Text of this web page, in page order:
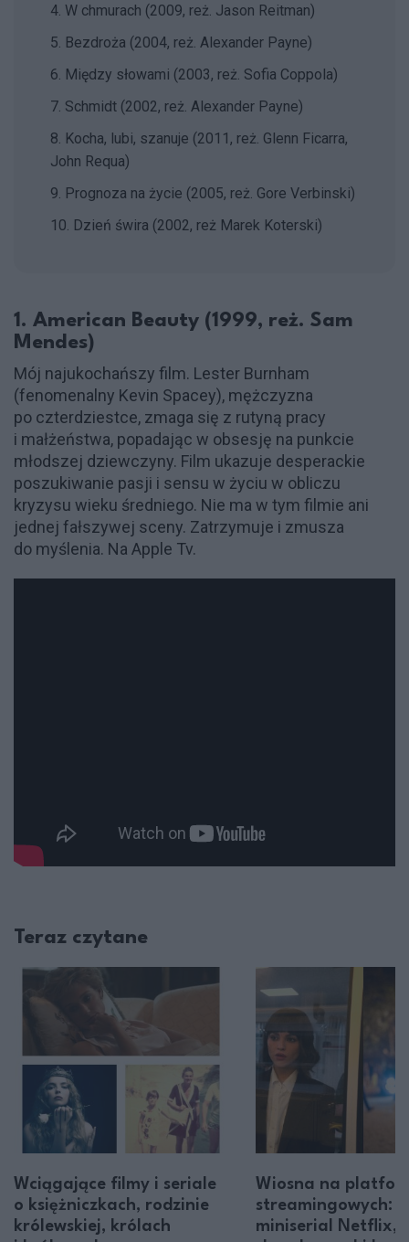
4. W chmurach (2009, reż. Jason Reitman)
5. Bezdroża (2004, reż. Alexander Payne)
6. Między słowami (2003, reż. Sofia Coppola)
7. Schmidt (2002, reż. Alexander Payne)
8. Kocha, lubi, szanuje (2011, reż. Glenn Ficarra,
John Requa)
9. Prognoza na życie (2005, reż. Gore Verbinski)
10. Dzień świra (2002, reż Marek Koterski)
1. American Beauty (1999, reż. Sam
Mendes)
Mój najukochańszy film. Lester Burnham
(fenomenalny Kevin Spacey), mężczyzna
po czterdziestce, zmaga się z rutyną pracy
i małżeństwa, popadając w obsesję na punkcie
młodszej dziewczyny. Film ukazuje desperackie
poszukiwanie pasji i sensu w życiu w obliczu
kryzysu wieku średniego. Nie ma w tym filmie ani
jednej fałszywej sceny. Zatrzymuje i zmusza
do myślenia. Na Apple Tv.
Teraz czytane
Wciągające filmy i seriale
o księżniczkach, rodzinie
królewskiej, królach
Wiosna na
streamingowych:
miniserial Netflix,